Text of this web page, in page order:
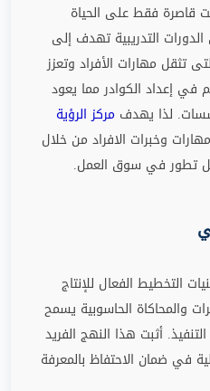
قاصرة فقط على الحياة
التدريبية تهدف إلى
تثقل مهارات الأفراد وتعزز
في إعداد الكوادر مما يعود
. لذا يهدف مركز الرؤية
وخبرات الافراد من خلال
كل تطور في سوق العمل.
التخطيط الفعال للإنتاج
والمحاكاة الحاسوبية يسمح
أثبت هذا النهج الفريد
في ضمان الاحتفاظ بالمعرفة